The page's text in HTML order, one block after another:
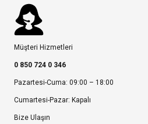
Müşteri Hizmetleri
0 850 724 0 346
Pazartesi-Cuma: 09:00 – 18:00
Cumartesi-Pazar: Kapalı
Bize Ulaşın